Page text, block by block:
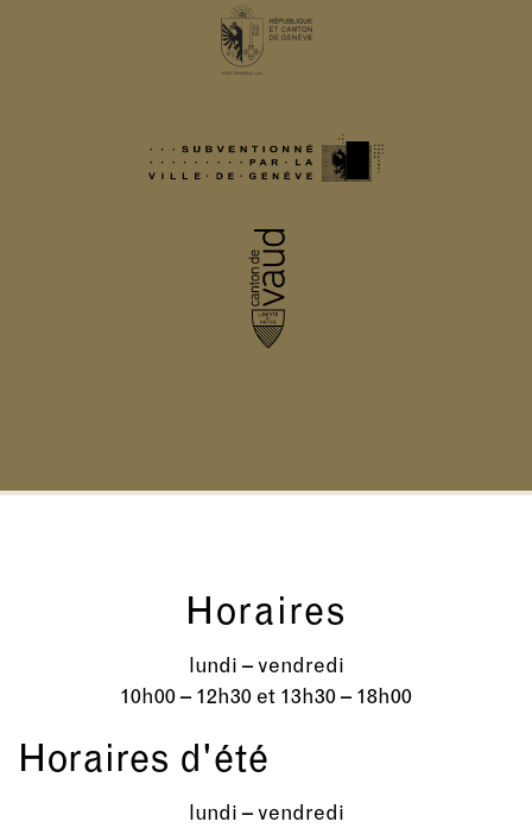
Horaires
lundi – vendredi
10h00 – 12h30 et 13h30 – 18h00
Horaires d'été
lundi – vendredi